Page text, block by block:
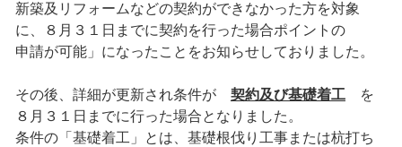
新築及リフォームなどの契約ができなかった方を対象
に、８月３１日までに契約を行った場合ポイントの
申請が可能」になったことをお知らせしておりました。
その後、詳細が更新され条件が 契約及び基礎着工を
８月３１日までに行った場合となりました。
条件の「基礎着工」とは、基礎根伐り工事または杭打ち